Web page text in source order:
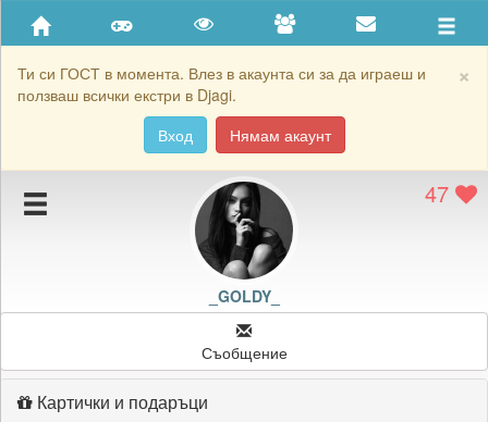
×
Ти си ГОСТ в момента. Влез в акаунта си за да играеш и
ползваш всички екстри в Djagi.
Вход
Нямам акаунт
Приятели
Хронология на игри
Подаръците на _GOLDY_
Картичките на _GOLDY_
47
_GOLDY_
Съобщение
Картички и подаръци